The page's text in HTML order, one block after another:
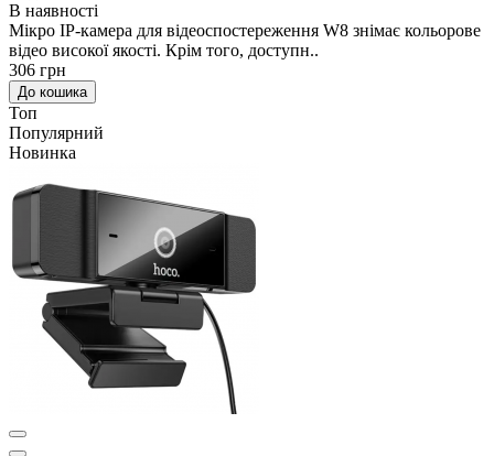
В наявності
Мікро IP-камера для відеоспостереження W8 знімає кольорове
відео високої якості. Крім того, доступн..
306 грн
До кошика
Топ
Популярний
Новинка